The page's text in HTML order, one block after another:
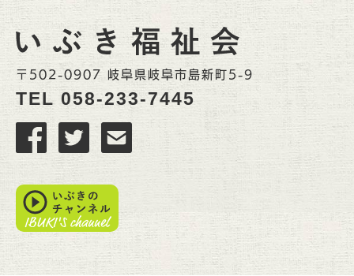
〒502-0907 岐阜県岐阜市島新町5-9
TEL 058-233-7445